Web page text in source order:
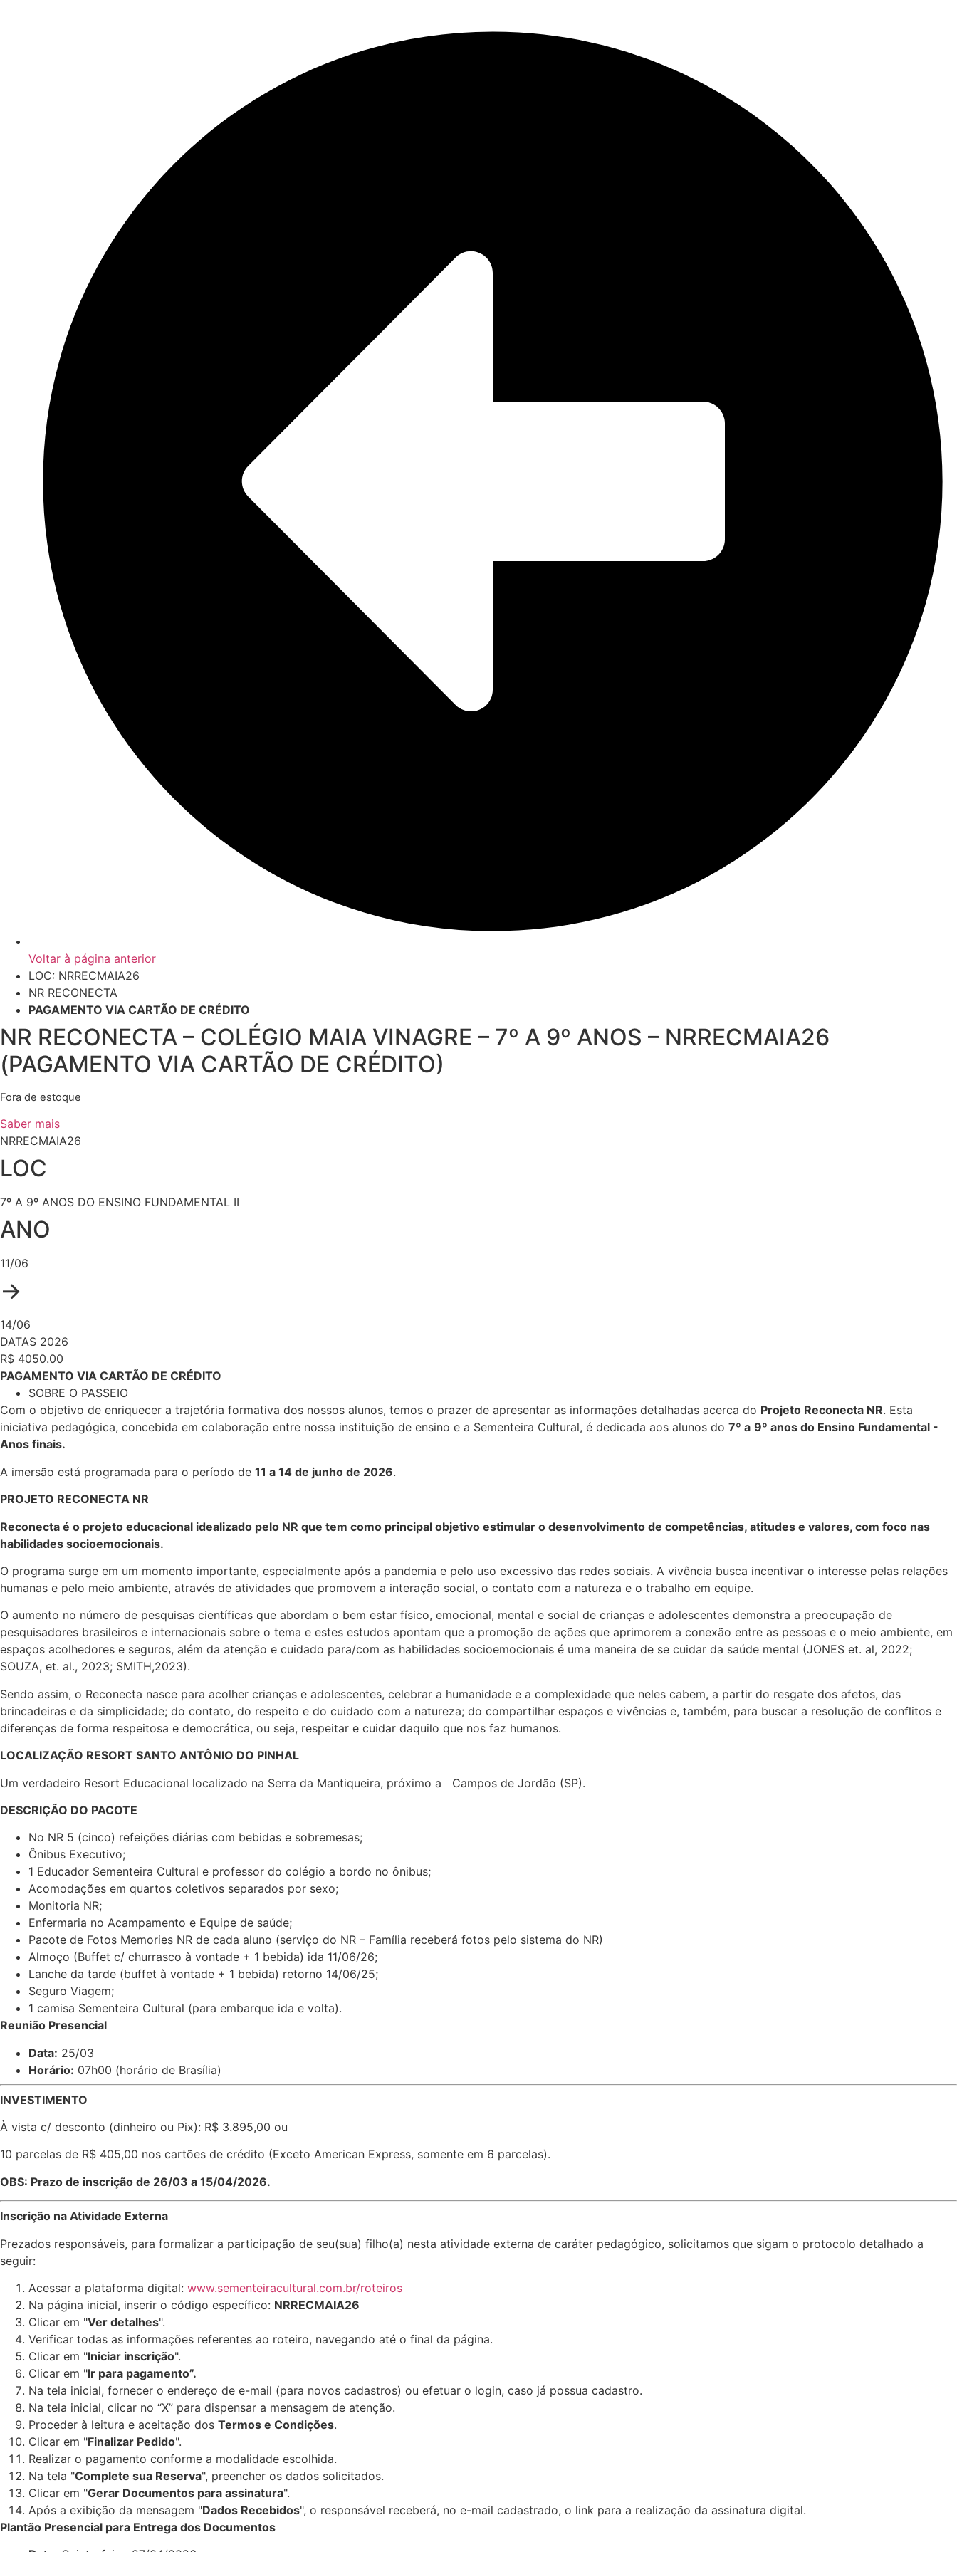
Voltar à página anterior
LOC: NRRECMAIA26
NR RECONECTA
PAGAMENTO VIA CARTÃO DE CRÉDITO
NR RECONECTA – COLÉGIO MAIA VINAGRE – 7º A 9º ANOS – NRRECMAIA26
(PAGAMENTO VIA CARTÃO DE CRÉDITO)
Fora de estoque
Saber mais
NRRECMAIA26
LOC
7º A 9º ANOS DO ENSINO FUNDAMENTAL II
ANO
11/06
→
14/06
DATAS 2026
R$ 4050.00
PAGAMENTO VIA CARTÃO DE CRÉDITO
SOBRE O PASSEIO
Com o objetivo de enriquecer a trajetória formativa dos nossos alunos, temos o prazer de apresentar as informações detalhadas acerca do Projeto Reconecta NR. Esta
iniciativa pedagógica, concebida em colaboração entre nossa instituição de ensino e a Sementeira Cultural, é dedicada aos alunos do 7º a 9º anos do Ensino Fundamental -
Anos finais.
A imersão está programada para o período de 11 a 14 de junho de 2026.
PROJETO RECONECTA NR
Reconecta é o projeto educacional idealizado pelo NR que tem como principal objetivo estimular o desenvolvimento de competências, atitudes e valores, com foco nas
habilidades socioemocionais.
O programa surge em um momento importante, especialmente após a pandemia e pelo uso excessivo das redes sociais. A vivência busca incentivar o interesse pelas relações
humanas e pelo meio ambiente, através de atividades que promovem a interação social, o contato com a natureza e o trabalho em equipe.
O aumento no número de pesquisas científicas que abordam o bem estar físico, emocional, mental e social de crianças e adolescentes demonstra a preocupação de
pesquisadores brasileiros e internacionais sobre o tema e estes estudos apontam que a promoção de ações que aprimorem a conexão entre as pessoas e o meio ambiente, em
espaços acolhedores e seguros, além da atenção e cuidado para/com as habilidades socioemocionais é uma maneira de se cuidar da saúde mental (JONES et. al, 2022;
SOUZA, et. al., 2023; SMITH,2023).
Sendo assim, o Reconecta nasce para acolher crianças e adolescentes, celebrar a humanidade e a complexidade que neles cabem, a partir do resgate dos afetos, das
brincadeiras e da simplicidade; do contato, do respeito e do cuidado com a natureza; do compartilhar espaços e vivências e, também, para buscar a resolução de conflitos e
diferenças de forma respeitosa e democrática, ou seja, respeitar e cuidar daquilo que nos faz humanos.
LOCALIZAÇÃO RESORT SANTO ANTÔNIO DO PINHAL
Um verdadeiro Resort Educacional localizado na Serra da Mantiqueira, próximo a Campos de Jordão (SP).
DESCRIÇÃO DO PACOTE
No NR 5 (cinco) refeições diárias com bebidas e sobremesas;
Ônibus Executivo;
1 Educador Sementeira Cultural e professor do colégio a bordo no ônibus;
Acomodações em quartos coletivos separados por sexo;
Monitoria NR;
Enfermaria no Acampamento e Equipe de saúde;
Pacote de Fotos Memories NR de cada aluno (serviço do NR – Família receberá fotos pelo sistema do NR)
Almoço (Buffet c/ churrasco à vontade + 1 bebida) ida 11/06/26;
Lanche da tarde (buffet à vontade + 1 bebida) retorno 14/06/25;
Seguro Viagem;
1 camisa Sementeira Cultural (para embarque ida e volta).
Reunião Presencial
Data: 25/03
Horário: 07h00 (horário de Brasília)
INVESTIMENTO
À vista c/ desconto (dinheiro ou Pix): R$ 3.895,00 ou
10 parcelas de R$ 405,00 nos cartões de crédito (Exceto American Express, somente em 6 parcelas).
OBS: Prazo de inscrição de 26/03 a 15/04/2026.
Inscrição na Atividade Externa
Prezados responsáveis, para formalizar a participação de seu(sua) filho(a) nesta atividade externa de caráter pedagógico, solicitamos que sigam o protocolo detalhado a
seguir:
Acessar a plataforma digital: www.sementeiracultural.com.br/roteiros
Na página inicial, inserir o código específico: NRRECMAIA26
Clicar em "Ver detalhes".
Verificar todas as informações referentes ao roteiro, navegando até o final da página.
Clicar em "Iniciar inscrição".
Clicar em "Ir para pagamento”.
Na tela inicial, fornecer o endereço de e-mail (para novos cadastros) ou efetuar o login, caso já possua cadastro.
Na tela inicial, clicar no “X” para dispensar a mensagem de atenção.
Proceder à leitura e aceitação dos Termos e Condições.
Clicar em "Finalizar Pedido".
Realizar o pagamento conforme a modalidade escolhida.
Na tela "Complete sua Reserva", preencher os dados solicitados.
Clicar em "Gerar Documentos para assinatura".
Após a exibição da mensagem "Dados Recebidos", o responsável receberá, no e-mail cadastrado, o link para a realização da assinatura digital.
Plantão Presencial para Entrega dos Documentos